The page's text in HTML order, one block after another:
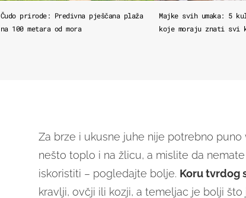
Čudo prirode: Predivna pješčana plaža
na 100 metara od mora
Majke svih umaka: 5
koje moraju znati svi
Za brze i ukusne juhe nije potrebno
nešto toplo i na žlicu, a mislite da
iskoristiti – pogledajte bolje. Koru tvrdog
kravlji, ovčji ili kozji, a temeljac je bolji